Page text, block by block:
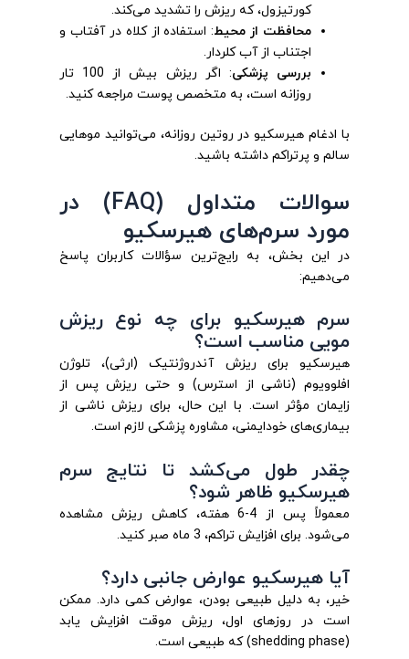
کورتیزول، که ریزش را تشدید می‌کند.
محافظت از محیط: استفاده از کلاه در آفتاب و
اجتناب از آب کلردار.
بررسی پزشکی
: اگر ریزش بیش از 100 تار
روزانه است، به متخصص پوست مراجعه کنید.
با ادغام هیرسکیو در روتین روزانه، می‌توانید موهایی
سالم و پرتراکم داشته باشید.
سوالات متداول (FAQ) در
مورد سرم‌های هیرسکیو
در این بخش، به رایج‌ترین سؤالات کاربران پاسخ
می‌دهیم:
سرم هیرسکیو برای چه نوع ریزش
مویی مناسب است؟
هیرسکیو برای ریزش آندروژنتیک (ارثی)، تلوژن
افلوویوم (ناشی از استرس) و حتی ریزش پس از
زایمان مؤثر است. با این حال، برای ریزش ناشی از
بیماری‌های خودایمنی، مشاوره پزشکی لازم است.
چقدر طول می‌کشد تا نتایج سرم
هیرسکیو ظاهر شود؟
معمولاً پس از 4-6 هفته، کاهش ریزش مشاهده
می‌شود. برای افزایش تراکم، 3 ماه صبر کنید.
آیا هیرسکیو عوارض جانبی دارد؟
خیر، به دلیل طبیعی بودن، عوارض کمی دارد. ممکن
است در روزهای اول، ریزش موقت افزایش یابد
(shedding phase) که طبیعی است.